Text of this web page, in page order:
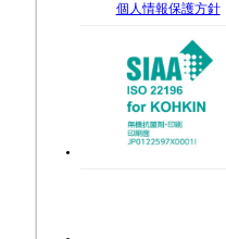
個人情報保護方針